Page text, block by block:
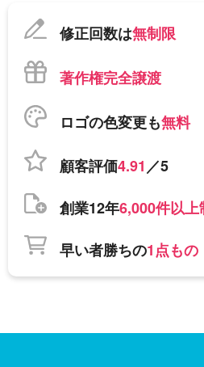
修正回数は無制限
著作権完全譲渡
ロゴの色変更も無料
顧客評価4.91／5
創業12年6,000件以
早い者勝ちの1点もの